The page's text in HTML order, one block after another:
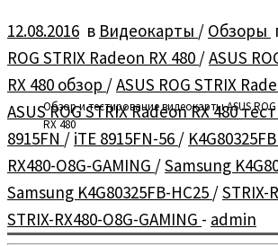
Обзор и тестирование видеокарты ASUS
RX 480
12.08.2016 в Видеокарты / Обзоры
ROG STRIX Radeon RX 480 /ASUS
RX 480 обзор /ASUS ROG STRIX
ASUS ROG STRIX Radeon RX 480
8915FN / iTE 8915FN-56 / K4G80325FB
RX480-O8G-GAMING /Samsung
Samsung K4G80325FB-HC25 /STRIX-
STRIX-RX480-O8G-GAMING - admin